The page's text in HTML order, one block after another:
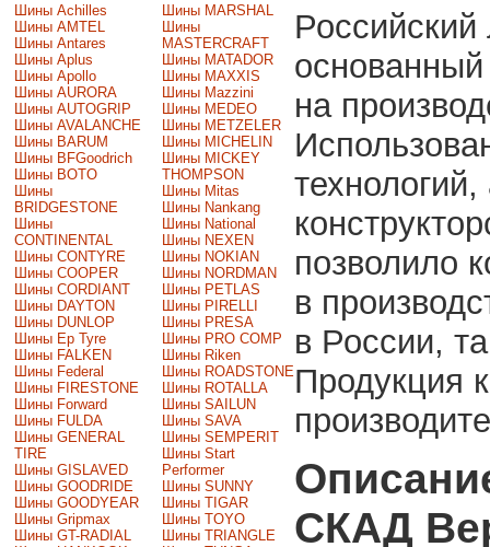
Шины Achilles
Шины AMTEL
Шины Antares
Шины Aplus
Шины Apollo
Шины AURORA
Шины AUTOGRIP
Шины AVALANCHE
Шины BARUM
Шины BFGoodrich
Шины BOTO
Шины
BRIDGESTONE
Шины
CONTINENTAL
Шины CONTYRE
Шины COOPER
Шины CORDIANT
Шины DAYTON
Шины DUNLOP
Шины Ep Tyre
Шины FALKEN
Шины Federal
Шины FIRESTONE
Шины Forward
Шины FULDA
Шины GENERAL
TIRE
Шины GISLAVED
Шины GOODRIDE
Шины GOODYEAR
Шины Gripmax
Шины GT-RADIAL
Шины MARSHAL
Шины
MASTERCRAFT
Шины MATADOR
Шины MAXXIS
Шины Mazzini
Шины MEDEO
Шины METZELER
Шины MICHELIN
Шины MICKEY
THOMPSON
Шины Mitas
Шины Nankang
Шины National
Шины NEXEN
Шины NOKIAN
Шины NORDMAN
Шины PETLAS
Шины PIRELLI
Шины PRESA
Шины PRO COMP
Шины Riken
Шины ROADSTONE
Шины ROTALLA
Шины SAILUN
Шины SAVA
Шины SEMPERIT
Шины Start
Performer
Шины SUNNY
Шины TIGAR
Шины TOYO
Шины TRIANGLE
основанный
на
позволило
в
в России,
Продукция
СКАД